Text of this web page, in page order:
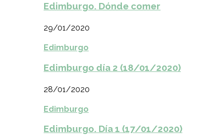
Edimburgo. Dónde comer
29/01/2020
Edimburgo
Edimburgo día 2 (18/01/2020)
28/01/2020
Edimburgo
Edimburgo. Día 1 (17/01/2020)